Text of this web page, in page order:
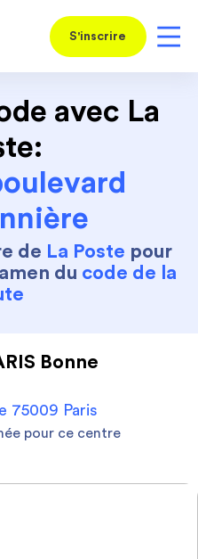
S'inscrire
avec La
de La Poste pour
du code de la
Bonne
75009 Paris
pour ce centre